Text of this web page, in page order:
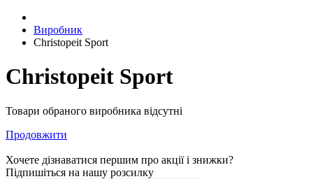
Виробник
Christopeit Sport
Christopeit Sport
Товари обраного виробника відсутні
Продовжити
Хочете дізнаватися першим про акції і знижки?
Підпишіться на нашу розсилку